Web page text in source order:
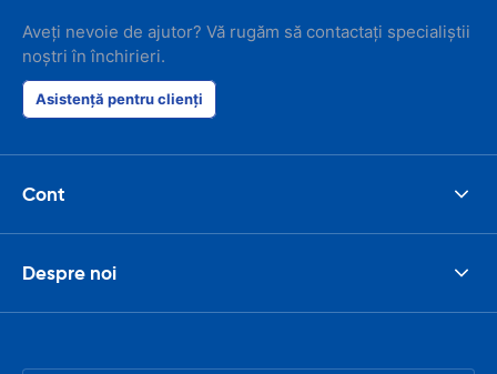
Aveți nevoie de ajutor? Vă rugăm să contactați specialiștii
noștri în închirieri.
Asistență pentru clienți
Cont
Despre noi